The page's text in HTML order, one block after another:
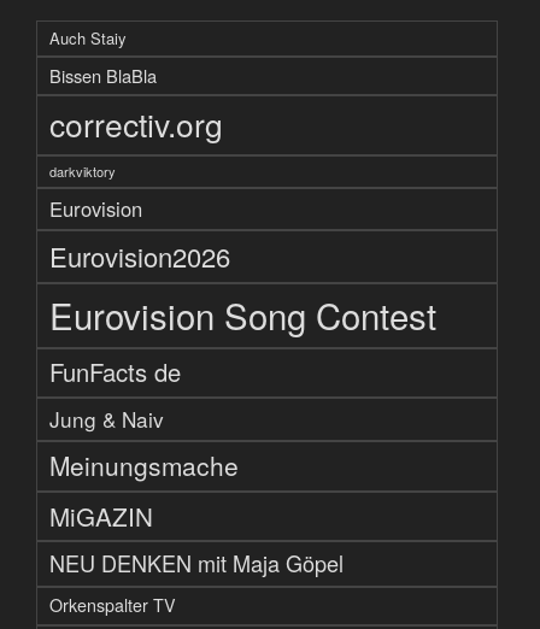
Auch Staiy
Bissen BlaBla
correctiv.org
darkviktory
Eurovision
Eurovision2026
Eurovision Song Contest
FunFacts de
Jung & Naiv
Meinungsmache
MiGAZIN
NEU DENKEN mit Maja Göpel
Orkenspalter TV